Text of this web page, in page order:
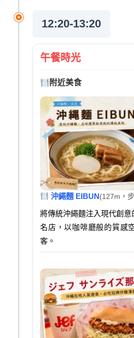
12:20-13:20
午餐時光
附近美食
沖繩麵 EIBUN(127m，
將傳統沖繩麵注入現代創
名店，以咖啡廳般的質感
客。